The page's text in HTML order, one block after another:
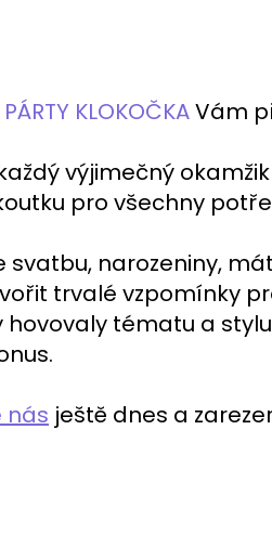
PÁRTY KLOKOČKAVám
výjimečný
pro všechny
svatbu, narozeniny,
trvalé vzpomínky
hovovaly tématu a
nás ještě dnes a